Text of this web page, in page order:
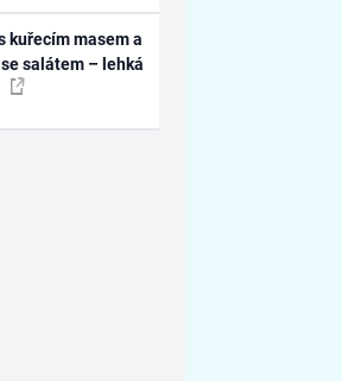
kuřecím masem a
salátem – lehká